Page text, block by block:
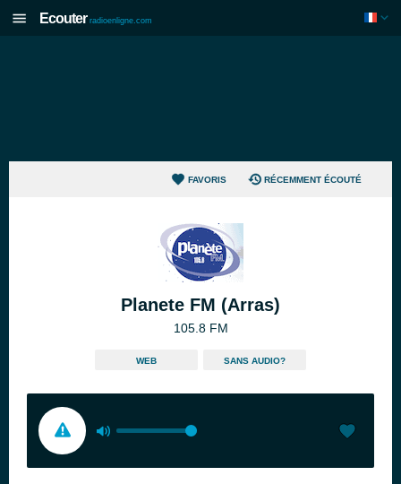
Ecouter radioenligne.com
FAVORIS RÉCEMMENT ÉCOUTÉ
Planete FM (Arras)
105.8 FM
WEB SANS AUDIO?